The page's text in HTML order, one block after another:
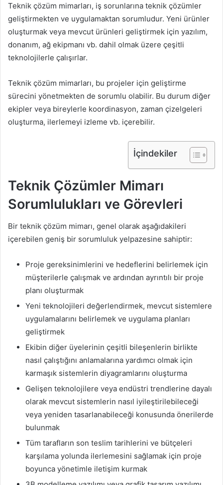
Teknik çözüm mimarları, iş sorunlarına teknik çözümler
geliştirmekten ve uygulamaktan sorumludur. Yeni ürünler
oluşturmak veya mevcut ürünleri geliştirmek için yazılım,
donanım, ağ ekipmanı vb. dahil olmak üzere çeşitli
teknolojilerle çalışırlar.
Teknik çözüm mimarları, bu projeler için geliştirme
sürecini yönetmekten de sorumlu olabilir. Bu durum diğer
ekipler veya bireylerle koordinasyon, zaman çizelgeleri
oluşturma, ilerlemeyi izleme vb. içerebilir.
İçindekiler
Teknik Çözümler Mimarı
Sorumlulukları ve Görevleri
Bir teknik çözüm mimarı, genel olarak aşağıdakileri
içerebilen geniş bir sorumluluk yelpazesine sahiptir:
Proje gereksinimlerini ve hedeflerini belirlemek için
müşterilerle çalışmak ve ardından ayrıntılı bir proje
planı oluşturmak
Yeni teknolojileri değerlendirmek, mevcut sistemlere
uygulamalarını belirlemek ve uygulama planları
geliştirmek
Ekibin diğer üyelerinin çeşitli bileşenlerin birlikte
nasıl çalıştığını anlamalarına yardımcı olmak için
karmaşık sistemlerin diyagramlarını oluşturma
Gelişen teknolojilere veya endüstri trendlerine dayalı
olarak mevcut sistemlerin nasıl iyileştirilebileceği
veya yeniden tasarlanabileceği konusunda önerilerde
bulunmak
Tüm tarafların son teslim tarihlerini ve bütçeleri
karşılama yolunda ilerlemesini sağlamak için proje
boyunca yönetimle iletişim kurmak